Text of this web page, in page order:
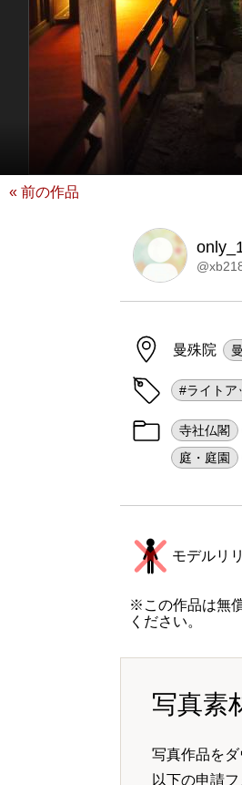
« 前の作品
曼殊院
#ライトア
寺社仏閣
庭・庭園
モデルリ
※この作品は無
ください。
写真素
写真作品を
以下の申請